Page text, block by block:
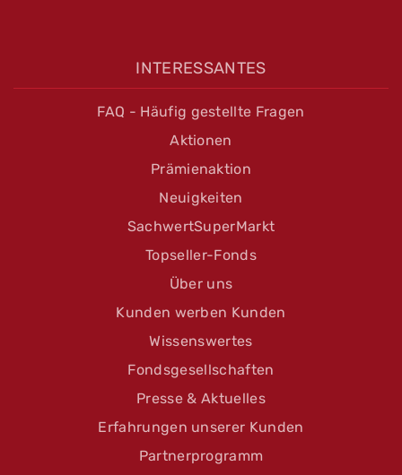
INTERESSANTES
FAQ - Häufig gestellte Fragen
Aktionen
Prämienaktion
Neuigkeiten
SachwertSuperMarkt
Topseller-Fonds
Über uns
Kunden werben Kunden
Wissenswertes
Fondsgesellschaften
Presse & Aktuelles
Erfahrungen unserer Kunden
Partnerprogramm